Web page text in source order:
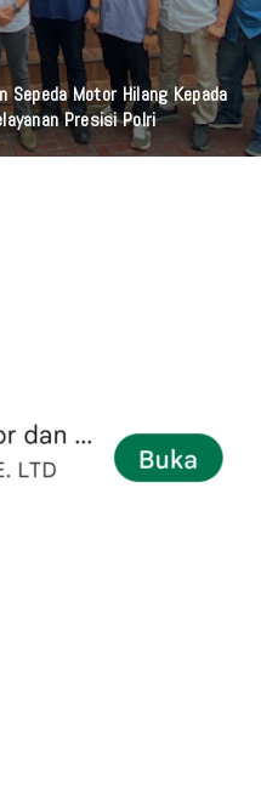
Sepeda Motor Hilang Kepada
Presisi Polri